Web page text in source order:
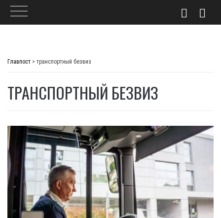
Главпост > транспортный безвиз
ТРАНСПОРТНЫЙ БЕЗВИЗ